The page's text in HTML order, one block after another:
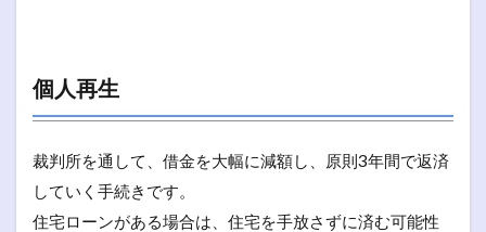
個人再生
裁判所を通して、借金を大幅に減額し、原則3年間で返済
していく手続きです。
住宅ローンがある場合は、住宅を手放さずに済む可能性